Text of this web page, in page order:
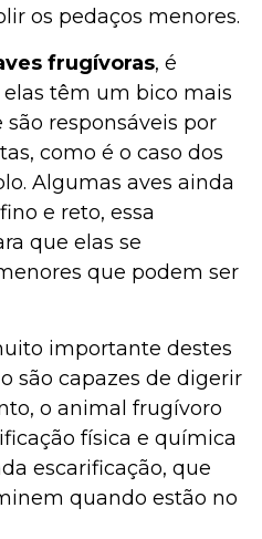
os pedaços menores.
frugívoras, é
têm um bico mais
responsáveis por
como é o caso dos
Algumas aves ainda
e reto, essa
que elas se
que podem ser
importante destes
são capazes de digerir
o animal frugívoro
física e química
escarificação, que
quando estão no